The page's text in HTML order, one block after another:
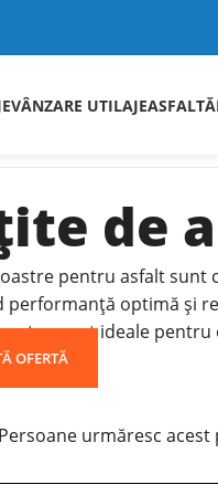
VÂNZARE UTILAJE
de
pentru asfalt sunt
performanță optimă și
sunt ideale
OFERTĂ
Persoane urmăresc acest